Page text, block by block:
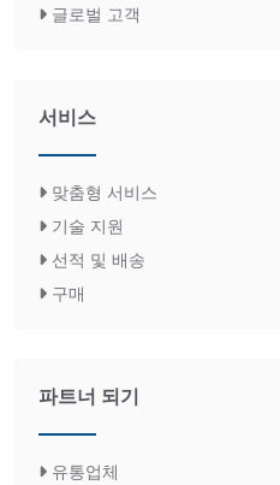
글로벌 고객
서비스
맞춤형 서비스
기술 지원
선적 및 배송
구매
파트너 되기
유통업체